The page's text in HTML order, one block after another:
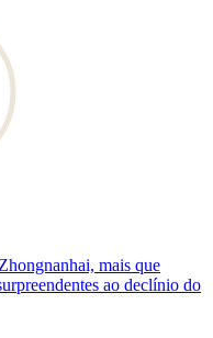
mais que
ao declínio do